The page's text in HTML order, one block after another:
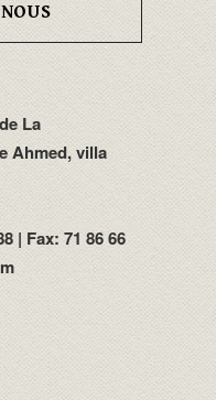
La
Ahmed, villa
| Fax: 71 86 66